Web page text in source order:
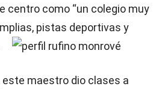
centro como “un colegio muy
pistas deportivas y
este maestro dio clases a